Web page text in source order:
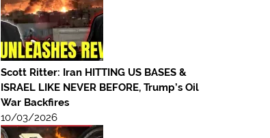
Scott Ritter: Iran HITTING US BASES &
ISRAEL LIKE NEVER BEFORE, Trump’s Oil
War Backfires
10/03/2026